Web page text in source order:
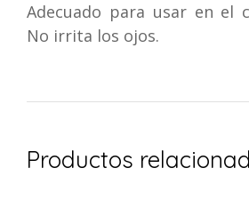
Adecuado para usar en el
No irrita los ojos.
Productos